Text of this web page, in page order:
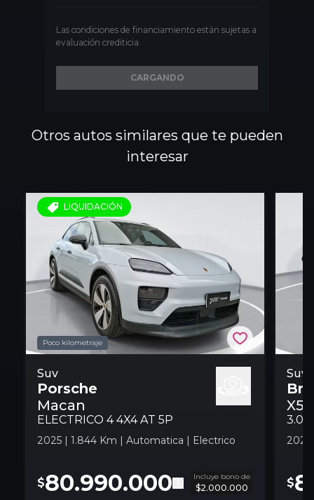
Las condiciones de financiamiento están sujetas a
evaluación crediticia.
CARGANDO
Otros autos similares que te pueden
interesar
LIQUIDACIÓN
Poco kilometraje
Porsche Macan Electrico 4 4x4 At 5p
Suv
Suv
Porsche
Macan
ELECTRICO 4 4X4 AT 5P
2025 | 1.844 Km | Automatica | Electrico
$80.990.000 Incluye bono de
$2.000.000
At
Suv
X5
$